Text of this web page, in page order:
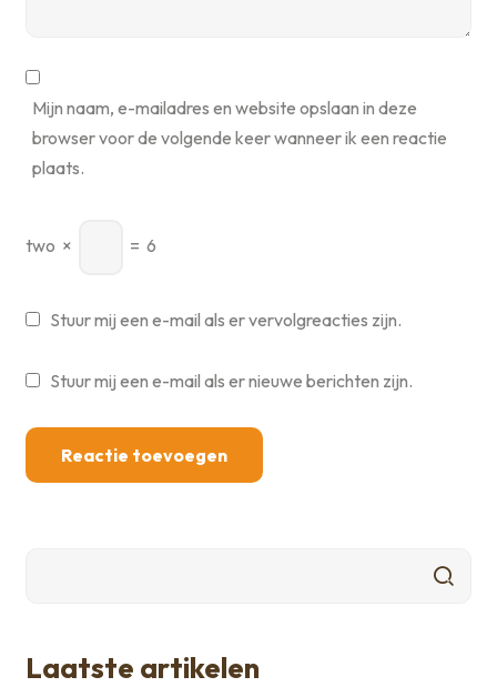
Mijn naam, e-mailadres en website opslaan in deze
browser voor de volgende keer wanneer ik een reactie
plaats.
two × = 6
Stuur mij een e-mail als er vervolgreacties zijn.
Stuur mij een e-mail als er nieuwe berichten zijn.
Laatste artikelen